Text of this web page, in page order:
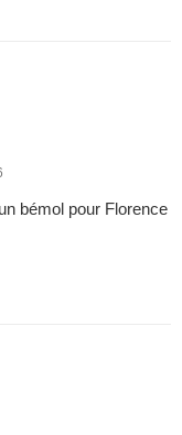
bémol pour Florence